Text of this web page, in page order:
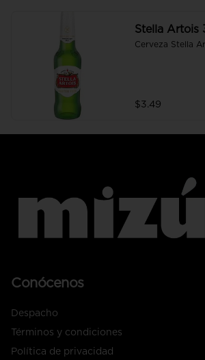
Stella Artois
Cerveza Stella
$3.49
Conócenos
Despacho
Términos y condiciones
Política de privacidad